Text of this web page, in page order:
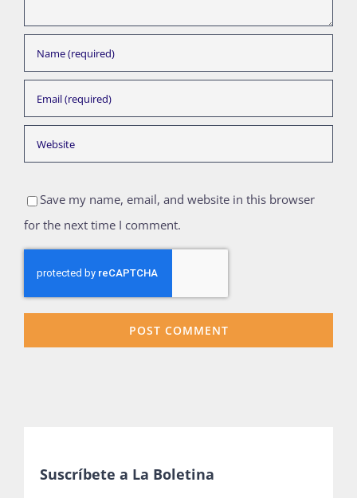
Save my name, email, and website in this browser
for the next time I comment.
Suscríbete a La Boletina